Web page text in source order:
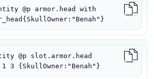
@p armor.head with
@p slot.armor.head
3 {SkullOwner:"Benah"}